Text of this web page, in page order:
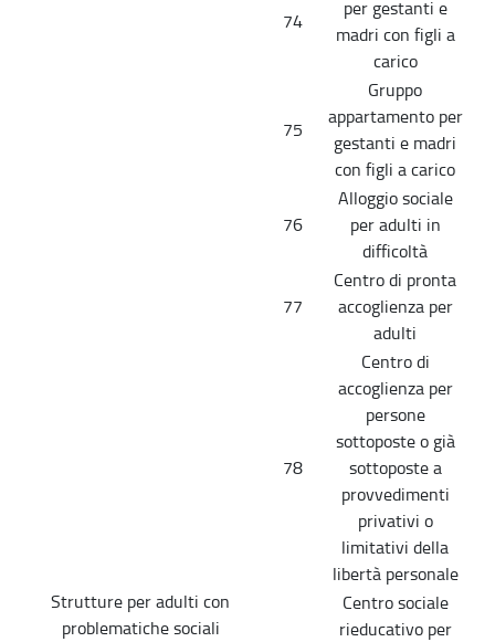
Strutture per adulti con
problematiche sociali
74
per gestanti e
madri con figli a
carico
75
Gruppo
appartamento per
gestanti e madri
con figli a carico
76
Alloggio sociale
per adulti in
difficoltà
77
Centro di pronta
accoglienza per
adulti
78
Centro di
accoglienza per
persone
sottoposte o già
sottoposte a
provvedimenti
privativi o
limitativi della
libertà personale
Centro sociale
rieducativo per